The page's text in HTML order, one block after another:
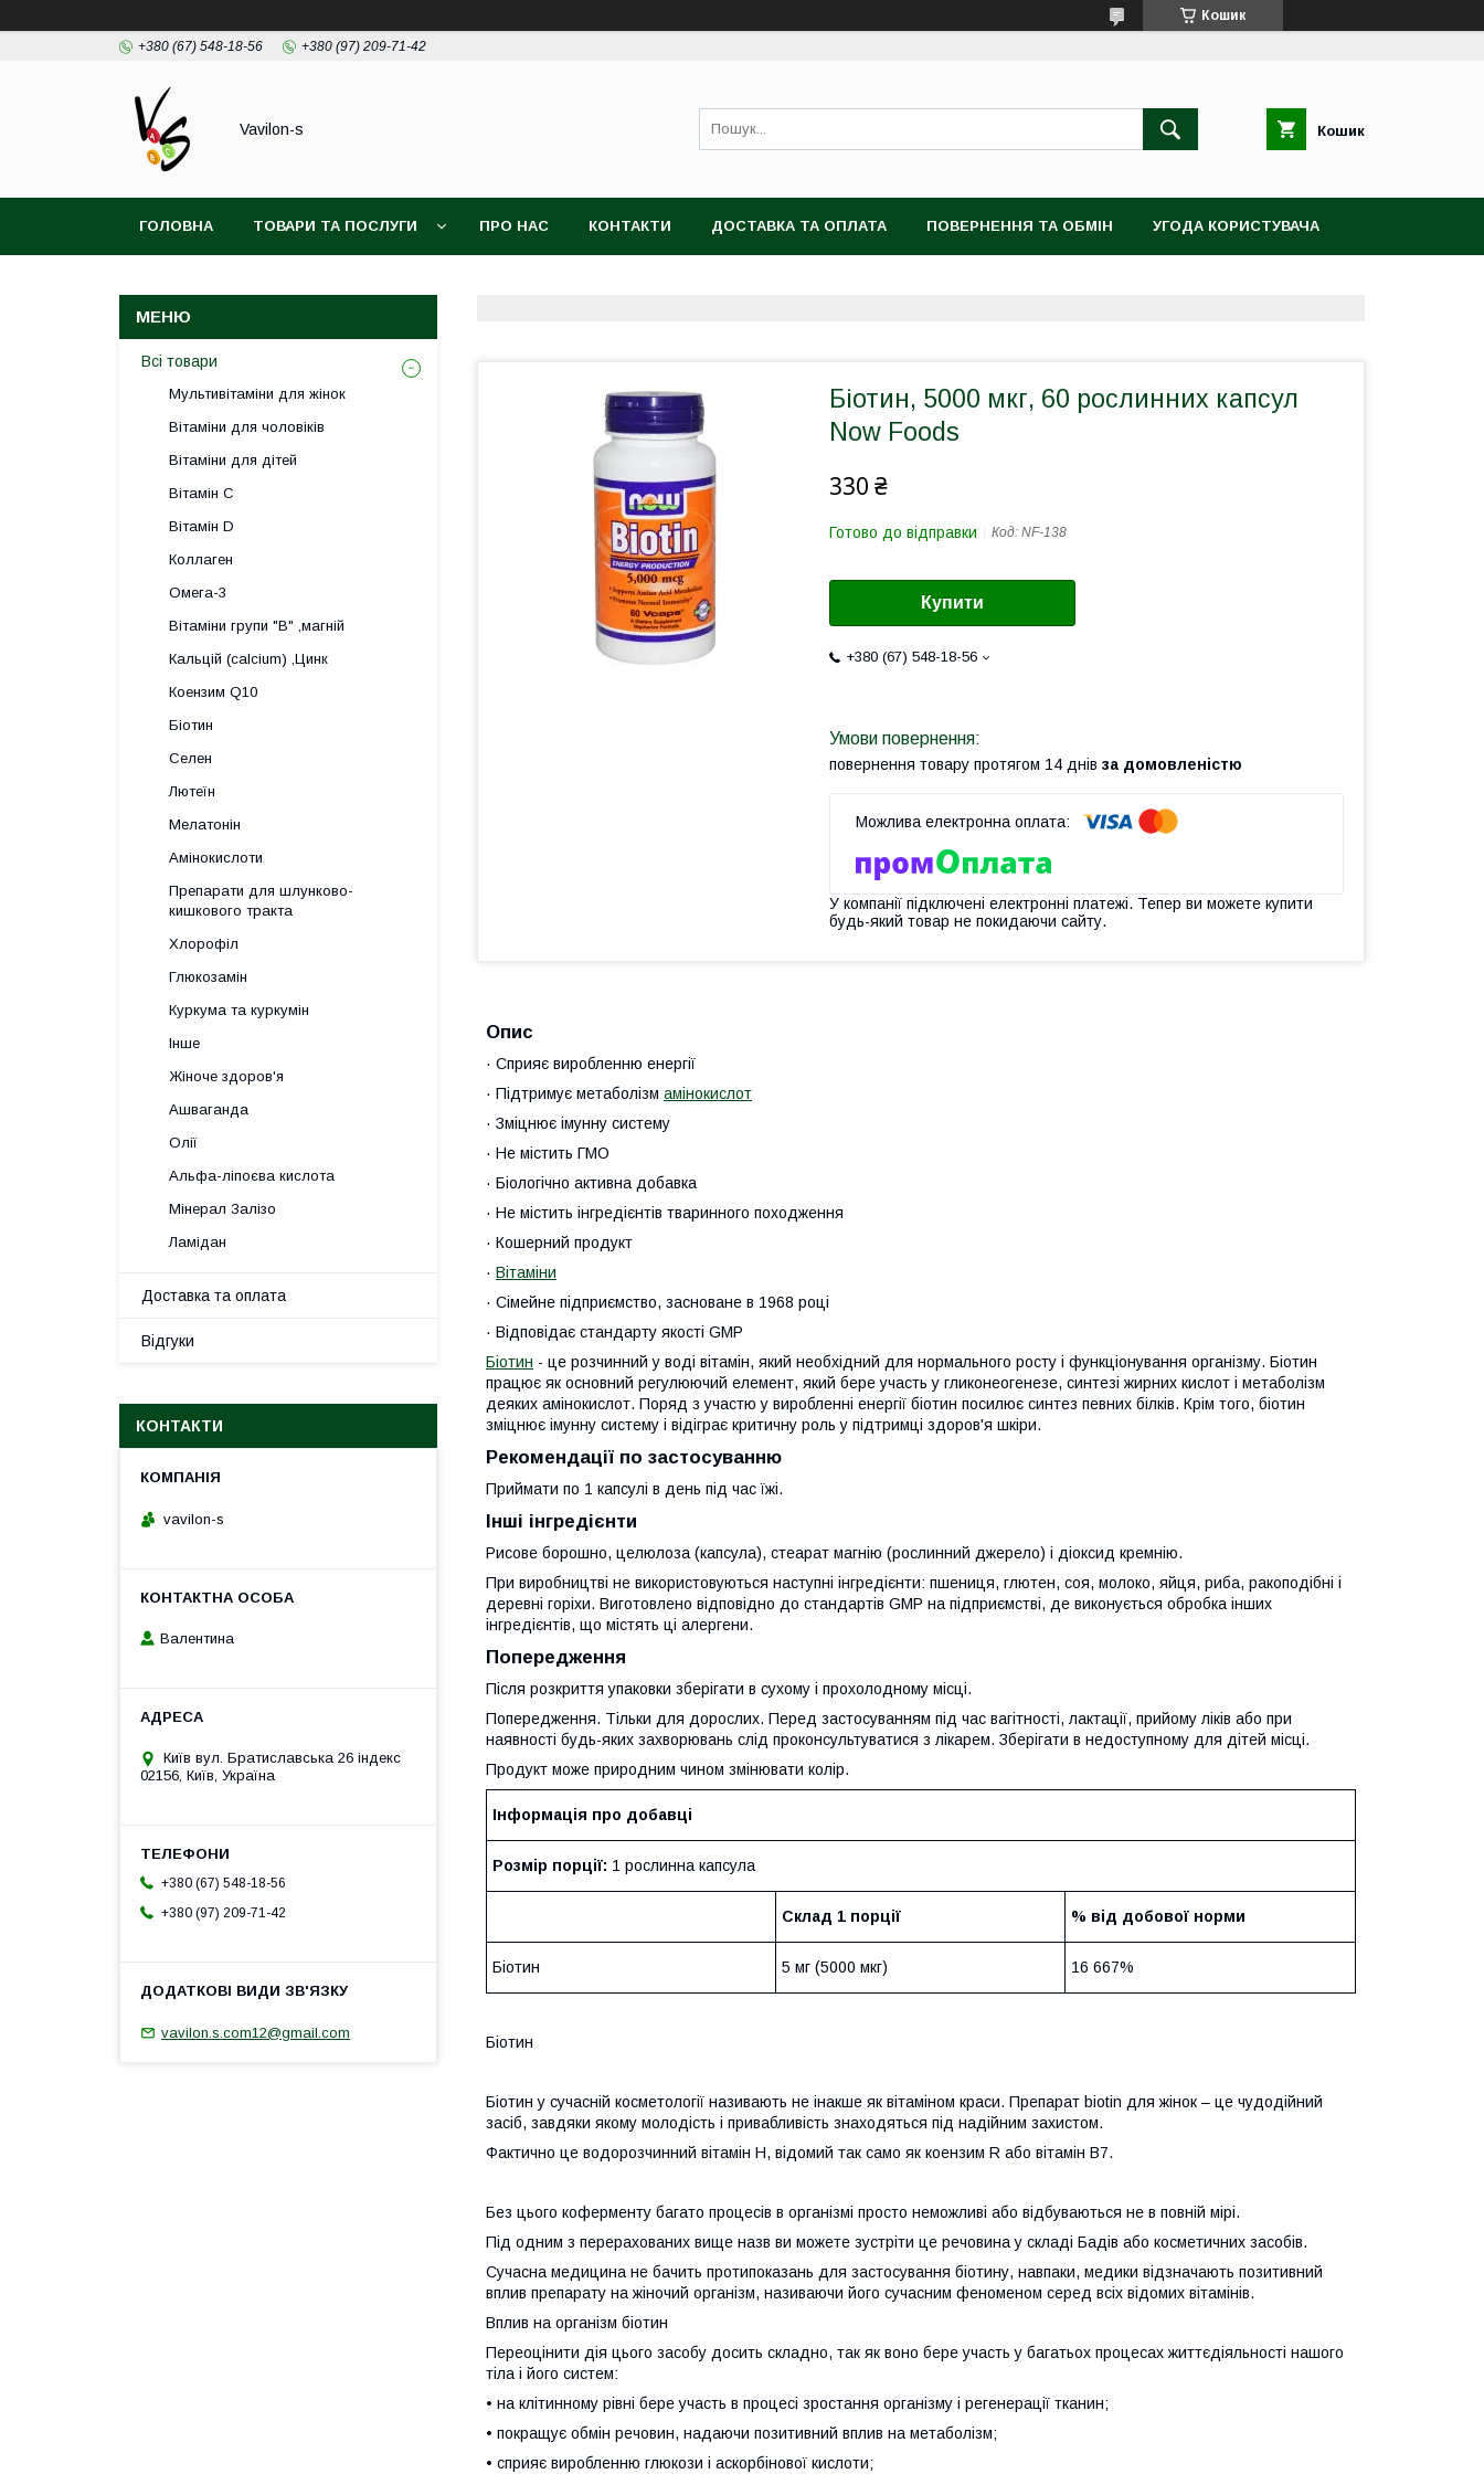
Кошик
+380 (67) 548-18-56 +380 (97) 209-71-42
Vavilon-s Кошик
ГОЛОВНА ТОВАРИ ТА ПОСЛУГИ ПРО НАС КОНТАКТИ ДОСТАВКА ТА ОПЛАТА ПОВЕРНЕННЯ ТА ОБМІН УГОДА КОРИСТУВАЧА
Біотин, 5000 мкг, 60 рослинних капсул
Now Foods
330 ₴
Готово до відправки Код: NF-138
Купити
+380 (67) 548-18-56
повернення товару протягом 14 днів за домовленістю
У компанії підключені електронні платежі. Тепер ви можете купити
будь-який товар не покидаючи сайту.
Опис
· Сприяє виробленню енергії
· Підтримує метаболізм амінокислот
· Зміцнює імунну систему
· Не містить ГМО
· Біологічно активна добавка
· Не містить інгредієнтів тваринного походження
· Кошерний продукт
· Вітаміни
· Сімейне підприємство, засноване в 1968 році
· Відповідає стандарту якості GMP
Біотин - це розчинний у воді вітамін, який необхідний для нормального росту і функціонування організму. Біотин
працює як основний регулюючий елемент, який бере участь у гликонеогенезе, синтезі жирних кислот і метаболізм
деяких амінокислот. Поряд з участю у виробленні енергії біотин посилює синтез певних білків. Крім того, біотин
зміцнює імунну систему і відіграє критичну роль у підтримці здоров'я шкіри.
Рекомендації по застосуванню
Приймати по 1 капсулі в день під час їжі.
Інші інгредієнти
Рисове борошно, целюлоза (капсула), стеарат магнію (рослинний джерело) і діоксид кремнію.
При виробництві не використовуються наступні інгредієнти: пшениця, глютен, соя, молоко, яйця, риба, ракоподібні і
деревні горіхи. Виготовлено відповідно до стандартів GMP на підприємстві, де виконується обробка інших
інгредієнтів, що містять ці алергени.
Попередження
Після розкриття упаковки зберігати в сухому і прохолодному місці.
Попередження. Тільки для дорослих. Перед застосуванням під час вагітності, лактації, прийому ліків або при
наявності будь-яких захворювань слід проконсультуватися з лікарем. Зберігати в недоступному для дітей місці.
Продукт може природним чином змінювати колір.
Інформація про добавці
Розмір порції: 1 рослинна капсула
Склад 1 порції % від добової норми
Біотин 5 мг (5000 мкг) 16 667%
Біотин
Біотин у сучасній косметології називають не інакше як вітаміном краси. Препарат biotin для жінок – це чудодійний
засіб, завдяки якому молодість і привабливість знаходяться під надійним захистом.
Фактично це водорозчинний вітамін Н, відомий так само як коензим R або вітамін В7.
Без цього коферменту багато процесів в організмі просто неможливі або відбуваються не в повній мірі.
Під одним з перерахованих вище назв ви можете зустріти це речовина у складі Бадів або косметичних засобів.
Сучасна медицина не бачить протипоказань для застосування біотину, навпаки, медики відзначають позитивний
вплив препарату на жіночий організм, називаючи його сучасним феноменом серед всіх відомих вітамінів.
Вплив на організм біотин
Переоцінити дія цього засобу досить складно, так як воно бере участь у багатьох процесах життєдіяльності нашого
тіла і його систем:
• на клітинному рівні бере участь в процесі зростання організму і регенерації тканин;
• покращує обмін речовин, надаючи позитивний вплив на метаболізм;
• сприяє виробленню глюкози і аскорбінової кислоти;
Всі товари
Мультивітаміни для жінок
Вітаміни для чоловіків
Вітаміни для дітей
Вітамін С
Вітамін D
Коллаген
Омега-3
Вітаміни групи "В" ,магній
Кальцій (calcium) ,Цинк
Коензим Q10
Біотин
Селен
Лютеїн
Мелатонін
Амінокислоти
Препарати для шлунково-
кишкового тракта
Хлорофіл
Глюкозамін
Куркума та куркумін
Інше
Жіноче здоров'я
Ашваганда
Олії
Альфа-ліпоєва кислота
Мінерал Залізо
Ламідан
Доставка та оплата
Відгуки
КОНТАКТИ
vavilon-s
Валентина
Київ вул. Братиславська 26 індекс
02156, Київ, Україна
+380 (67) 548-18-56
+380 (97) 209-71-42
vavilon.s.com12@gmail.com